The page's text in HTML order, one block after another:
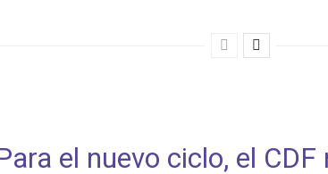
el nuevo ciclo, el